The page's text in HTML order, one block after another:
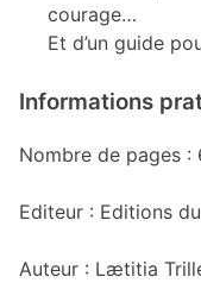
courage…
Et d’un guide
Informations
Nombre de pages :
Editeur : Editions
Auteur : Lætitia